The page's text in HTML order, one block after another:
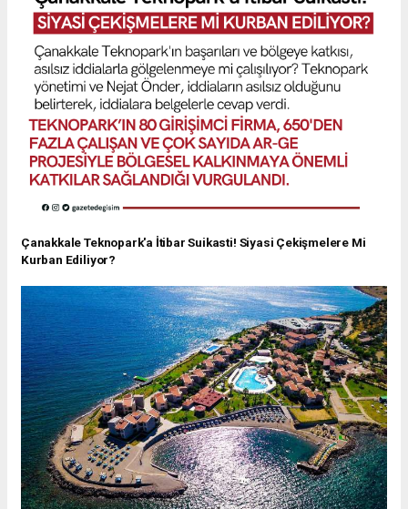
Çanakkale Teknopark'a İtibar Suikasti! Siyasi Çekişmelere Mi
Kurban Ediliyor?